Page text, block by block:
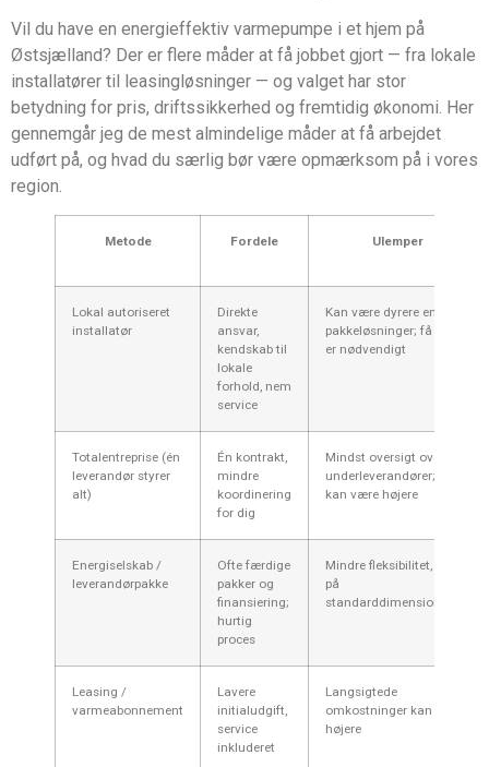
Vil du have en energieffektiv varmepumpe i et hjem på
Østsjælland? Der er flere måder at få jobbet gjort — fra lokale
installatører til leasingløsninger — og valget har stor
betydning for pris, driftssikkerhed og fremtidig økonomi. Her
gennemgår jeg de mest almindelige måder at få arbejdet
udført på, og hvad du særlig bør være opmærksom på i vores
region.
Metode Fordele Ulemper
Lokal autoriseret
installatør
Direkte
ansvar,
kendskab til
lokale
forhold, nem
service
Kan være dyrere end
pakkeløsninger; få tilbud
er nødvendigt
Totalentreprise (én
leverandør styrer
alt)
Én kontrakt,
mindre
koordinering
for dig
Mindst oversigt over
underleverandører; pris
kan være højere
Energiselskab /
leverandørpakke
Ofte færdige
pakker og
finansiering;
hurtig
proces
Mindre fleksibilitet, pas
på
standarddimensionering
Leasing /
varmeabonnement
Lavere
initialudgift,
service
inkluderet
Langsigtede
omkostninger kan blive
højere